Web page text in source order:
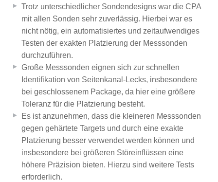
Trotz unterschiedlicher Sondendesigns war die CPA
mit allen Sonden sehr zuverlässig. Hierbei war es
nicht nötig, ein automatisiertes und zeitaufwendiges
Testen der exakten Platzierung der Messsonden
durchzuführen.
Große Messsonden eignen sich zur schnellen
Identifikation von Seitenkanal-Lecks, insbesondere
bei geschlossenem Package, da hier eine größere
Toleranz für die Platzierung besteht.
Es ist anzunehmen, dass die kleineren Messsonden
gegen gehärtete Targets und durch eine exakte
Platzierung besser verwendet werden können und
insbesondere bei größeren Störeinflüssen eine
höhere Präzision bieten. Hierzu sind weitere Tests
erforderlich.